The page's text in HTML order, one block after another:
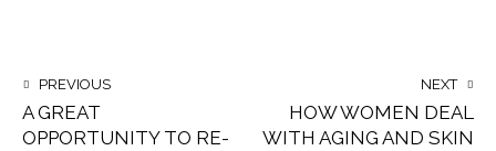
POST
NAVIGATION
PREVIOUS
A GREAT
OPPORTUNITY TO RE-
NEXT
HOW WOMEN DEAL
WITH AGING AND SKIN